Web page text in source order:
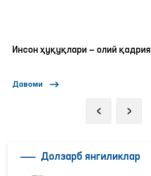
Инсон ҳуқуқлари — олий қадрият
Давоми
‹ ›
Долзарб янгиликлар